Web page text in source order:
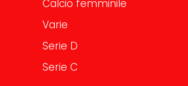
Calcio femminile
Varie
Serie D
Serie C